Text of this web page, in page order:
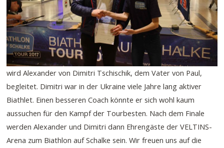
wird Alexander von Dimitri Tschischik, dem Vater von Paul,
begleitet. Dimitri war in der Ukraine viele Jahre lang aktiver
Biathlet. Einen besseren Coach könnte er sich wohl kaum
aussuchen für den Kampf der Tourbesten. Nach dem Finale
werden Alexander und Dimitri dann Ehrengäste der VELTINS-
Arena zum Biathlon auf Schalke sein. Wir freuen uns auf die